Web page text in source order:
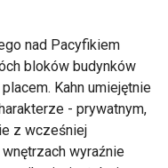
nad Pacyfikiem
bloków budynków
Kahn umiejętnie
- prywatnym,
z wcześniej
wyraźnie